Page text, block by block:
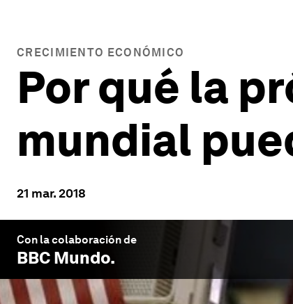
CRECIMIENTO ECONÓMICO
Por qué la
mundial
21 mar. 2018
Con la colaboración de
BBC Mundo.